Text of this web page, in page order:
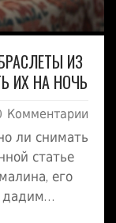
ИЗ
ИХ НА НОЧЬ
Комментарии
ли снимать
статье
его